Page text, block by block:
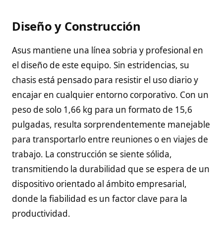
Diseño y Construcción
Asus mantiene una línea sobria y profesional en
el diseño de este equipo. Sin estridencias, su
chasis está pensado para resistir el uso diario y
encajar en cualquier entorno corporativo. Con un
peso de solo 1,66 kg para un formato de 15,6
pulgadas, resulta sorprendentemente manejable
para transportarlo entre reuniones o en viajes de
trabajo. La construcción se siente sólida,
transmitiendo la durabilidad que se espera de un
dispositivo orientado al ámbito empresarial,
donde la fiabilidad es un factor clave para la
productividad.